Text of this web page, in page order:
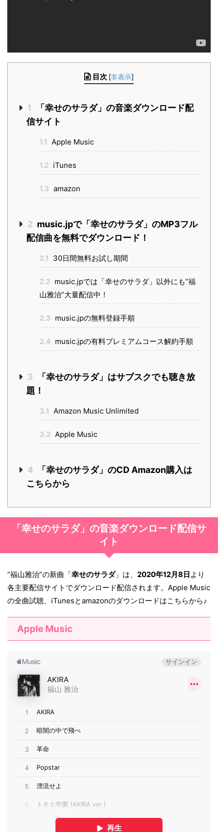
目次 [非表示]
1
「幸せのサラダ」の音楽ダウンロード配
信サイト
1.1 Apple Music
1.2 iTunes
1.3 amazon
2 music.jpで「幸せのサラダ」のMP3フル
配信曲を無料でダウンロード！
2.1 30日間無料お試し期間
2.2 music.jpでは「幸せのサラダ」以外にも“福
山雅治”大量配信中！
2.3 music.jpの無料登録手順
2.4 music.jpの有料プレミアムコース解約手順
3
「幸せのサラダ」はサブスクでも聴き放
題！
3.1 Amazon Music Unlimited
3.2 Apple Music
4
「幸せのサラダ」のCD Amazon購入は
こちらから
「幸せのサラダ」の音楽ダウンロード配信サ
イト
“福山雅治”の新曲「幸せのサラダ」は、 2020年12月8日 より
各主要配信サイトでダウンロード配信されます。Apple Music
の全曲試聴、iTunesとamazonのダウンロードはこちらから♪
Apple Music